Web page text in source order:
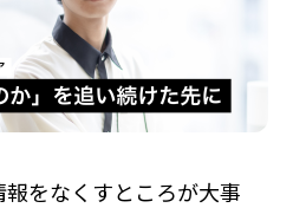
報をなくすところが大事